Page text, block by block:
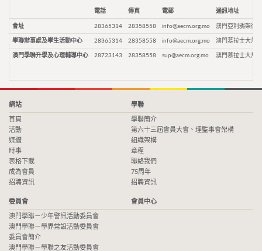
電話 傳真 電郵 通訊地址
會址 28365314 28358558 info@aecm.org.mo 澳門亞利鴉架街9
學聯辦事處及學生活動中心 28365314 28358558 info@aecm.org.mo 澳門慕拉士大馬
澳門學聯升學及心理輔導中心 28723143 28358558 sup@aecm.org.mo 澳門慕拉士大馬
網站
首頁
活動
媒體
時事
表格下載
成為會員
招聘資訊
學聯
學聯簡介
第六十三屆會員大會、理監事會架構
組織架構
章程
聯絡我們
75周年
招聘資訊
委員會
澳門學聯－少年警訊活動委員會
澳門學聯－學界常設活動委員會
委員會簡介
澳門學聯－學聯之友活動委員會
會員中心